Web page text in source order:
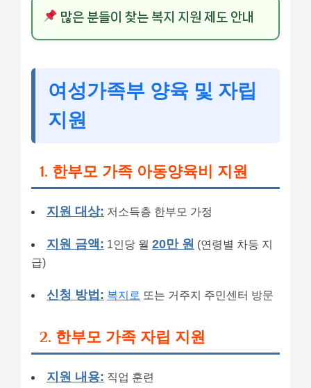
많은 분들이 찾는 복지 지원 제도 안내
여성가족부 양육 및 자립
지원
1. 한부모 가족 아동양육비 지원
지원 대상: 저소득층 한부모 가정
지원 금액: 1인당 월 20만 원 (연령별 차등 지
급)
신청 방법: 복지로 또는 거주지 주민센터 방문
2. 한부모 가족 자립 지원
지원 내용: 직업 훈련